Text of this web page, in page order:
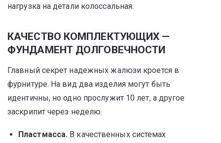
нагрузка на детали колоссальная.
КАЧЕСТВО КОМПЛЕКТУЮЩИХ —
ФУНДАМЕНТ ДОЛГОВЕЧНОСТИ
Главный секрет надежных жалюзи кроется в
фурнитуре. На вид два изделия могут быть
идентичны, но одно прослужит 10 лет, а другое
заскрипит через неделю.
Пластмасса. В качественных системах